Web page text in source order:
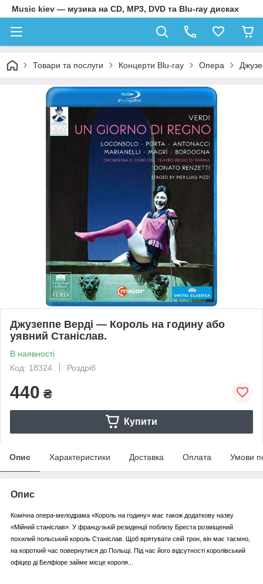
Music kiev — музика на CD, MP3, DVD та Blu-ray дисках
Товари та послуги Концерти Blu-ray Опера
Джузеппе Верді — Король на годину або
уявний Станіслав.
В наявності
Код: 18324
Роздріб
440 ₴
Купити
Опис Характеристики Доставка Оплата Умови
Опис
Комічна опера-мелодрама «Король на годину» має також додаткову назву
«Мійний станіслав». У французькій резиденції поблизу Бреста розміщений
похилий польський король Станіслав. Щоб врятувати свій трон, він має таємно,
на короткий час повернутися до Польщі. Під час його відсутності королівський
офіцер ді Белфіоре займе місце короля...